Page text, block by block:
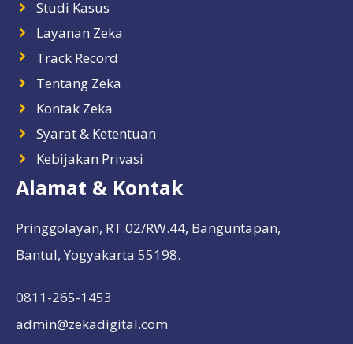
Studi Kasus
Layanan Zeka
Track Record
Tentang Zeka
Kontak Zeka
Syarat & Ketentuan
Kebijakan Privasi
Alamat & Kontak
Pringgolayan, RT.02/RW.44, Banguntapan,
Bantul, Yogyakarta 55198.
0811-265-1453
admin@zekadigital.com